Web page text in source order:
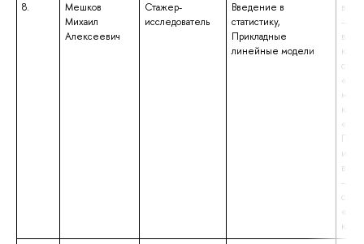
8.
Мешков
Михаил
Алексеевич
Стажер-
исследователь
Введение в
статистику,
Прикладные
линейные модели
–
–